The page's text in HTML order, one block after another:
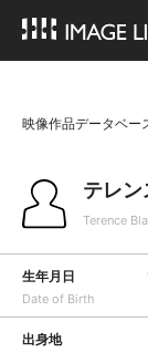
映像作品データベー
テレ
Terence
生年月日
Date of Birth
出身地